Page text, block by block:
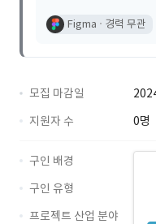
Figma 경력 무관
모집 마감일
지원자 수
0명
구인 배경
구인 유형
프로젝트 산업 분야